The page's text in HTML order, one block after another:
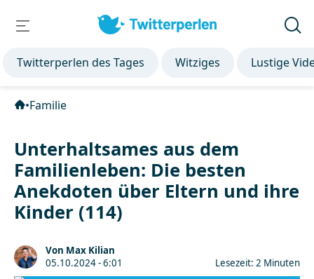
Twitterperlen des Tages Witziges Lustige
•Familie
Unterhaltsames aus dem
Familienleben: Die besten
Anekdoten über Eltern und ihre
Kinder (114)
Von Max Kilian
05.10.2024 - 6:01
Lesezeit: 2 Minuten